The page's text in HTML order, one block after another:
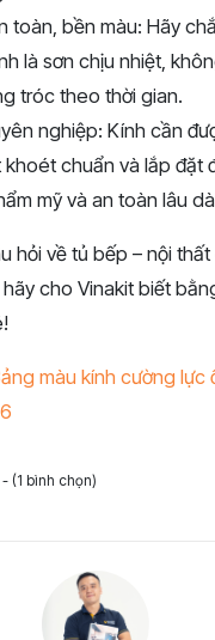
toàn, bền màu: Hãy
là sơn chịu nhiệt,
tróc theo thời gian.
nghiệp: Kính cần
khoét chuẩn và lắp đặt
mỹ và an toàn lâu
hỏi về tủ bếp – nội
cho Vinakit biết
màu kính cường lực
- (1 bình chọn)